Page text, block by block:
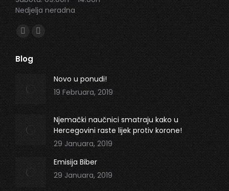
Nedjelja neradna
Find us on:
Facebook
page
opens
in
new
window
Instagram
page
opens
in
new
window
Blog
Novo u ponudi!
19 Februara, 2019
Njemački naučnici smatraju kako u
Hercegovini raste lijek protiv korone!
29 Januara, 2019
Emisija Biber
29 Januara, 2019